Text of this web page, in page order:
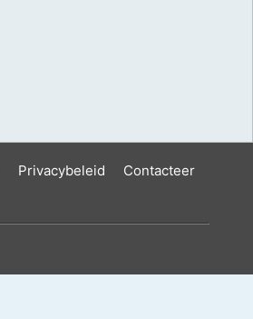
Privacybeleid
Contacteer